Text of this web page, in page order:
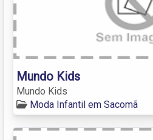
Mundo Kids
Mundo Kids
Moda Infantil em Sacomã